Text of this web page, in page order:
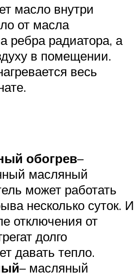
масло внутри
от масла
ребра радиатора, а
в помещении.
весь
обогрев–
масляный
может работать
несколько суток. И
отключения от
долго
давать тепло.
– масляный